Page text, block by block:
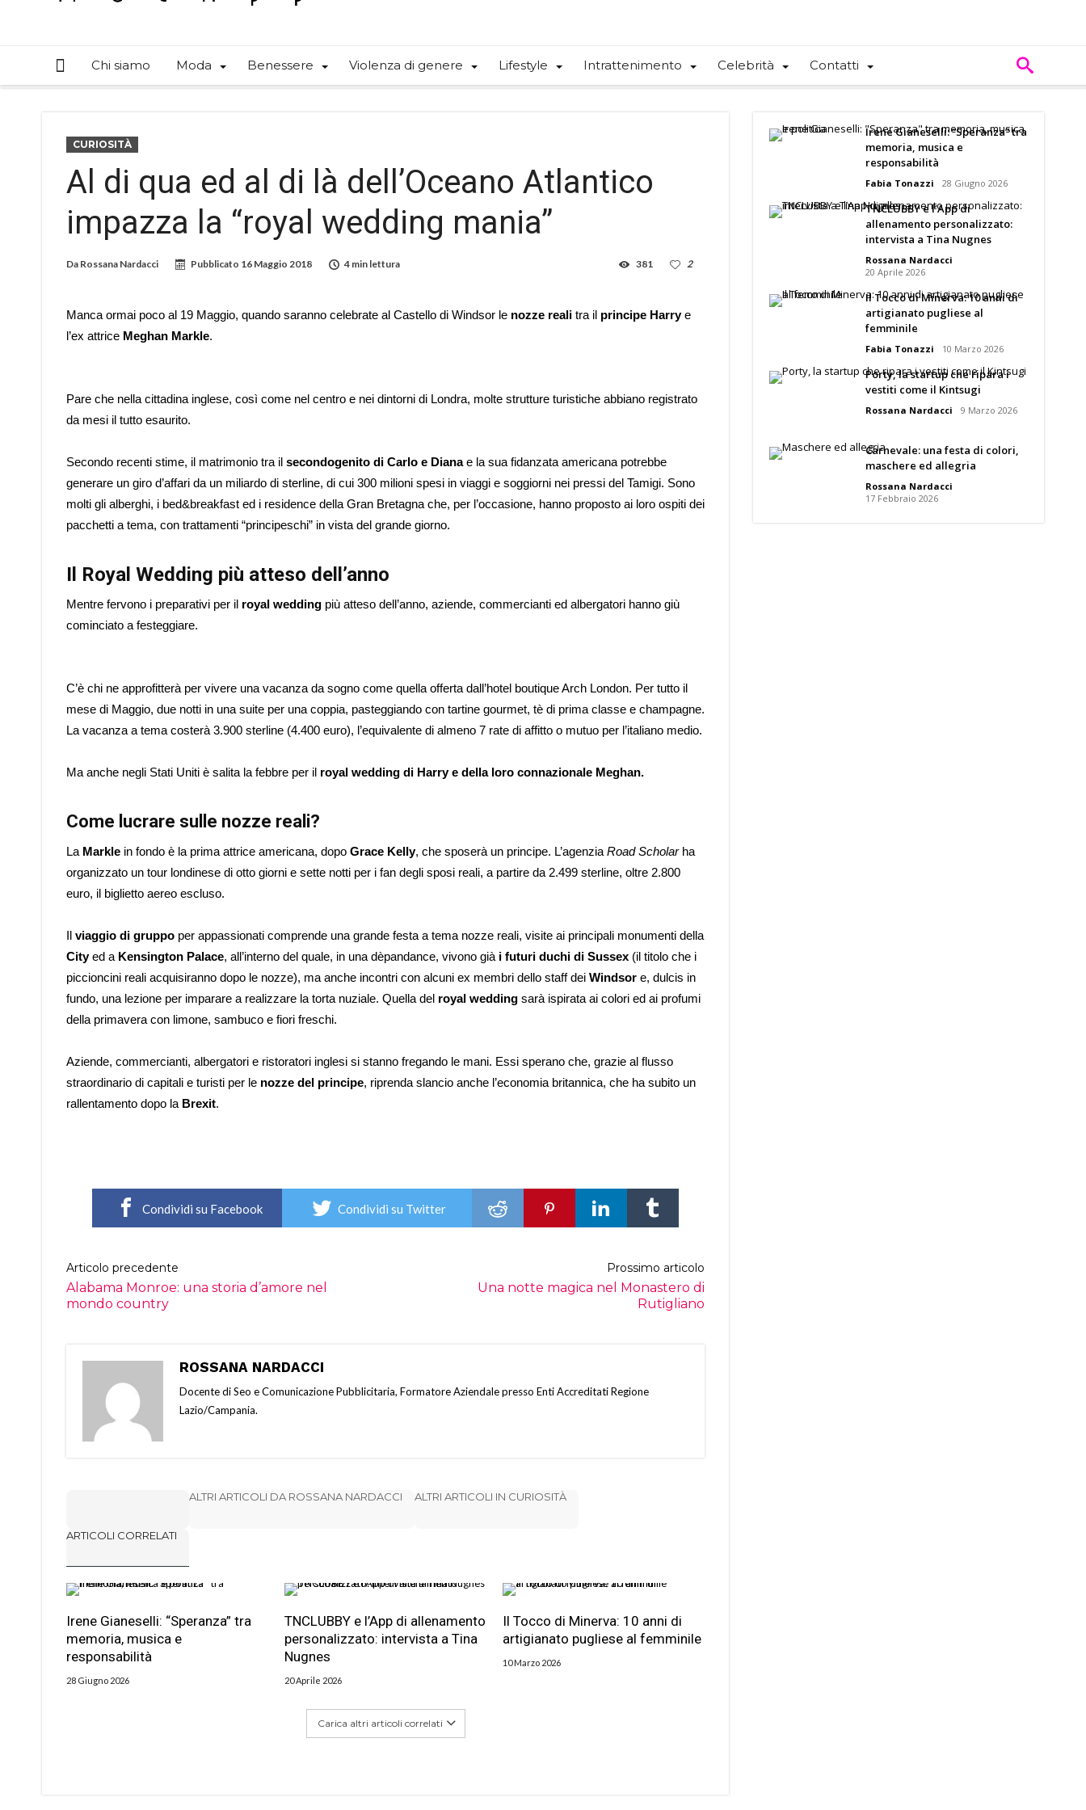
Chi siamo Moda Benessere Violenza di genere Lifestyle Intrattenimento Celebrità Contatti
CURIOSITÀ
Al di qua ed al di là dell’Oceano Atlantico
impazza la “royal wedding mania”
Da Rossana Nardacci Pubblicato 16 Maggio 2018 4 min lettura 2
381
Manca ormai poco al 19 Maggio, quando saranno celebrate al Castello di Windsor le nozze reali tra il principe Harrye
l’ex attrice Meghan Markle.
Pare che nella cittadina inglese, così come nel centro e nei dintorni di Londra, molte strutture turistiche abbiano registrato
da mesi il tutto esaurito.
Secondo recenti stime, il matrimonio tra il secondogenito di Carlo e Dianae la sua fidanzata americana potrebbe
generare un giro d’affari da un miliardo di sterline, di cui 300 milioni spesi in viaggi e soggiorni nei pressi del Tamigi. Sono
molti gli alberghi, i bed&breakfast ed i residence della Gran Bretagna che, per l’occasione, hanno proposto ai loro ospiti dei
pacchetti a tema, con trattamenti “principeschi” in vista del grande giorno.
Il Royal Wedding più atteso dell’anno
Mentre fervono i preparativi per il royal wedding più atteso dell’anno, aziende, commercianti ed albergatori hanno giù
cominciato a festeggiare.
C’è chi ne approfitterà per vivere una vacanza da sogno come quella offerta dall’hotel boutique Arch London. Per tutto il
mese di Maggio, due notti in una suite per una coppia, pasteggiando con tartine gourmet, tè di prima classe e champagne.
La vacanza a tema costerà 3.900 sterline (4.400 euro), l’equivalente di almeno 7 rate di affitto o mutuo per l’italiano medio.
Ma anche negli Stati Uniti è salita la febbre per il royal wedding di Harry e della loro connazionale Meghan.
Come lucrare sulle nozze reali?
La Markle in fondo è la prima attrice americana, dopo Grace Kelly, che sposerà un principe. L’agenzia Road Scholarha
organizzato un tour londinese di otto giorni e sette notti per i fan degli sposi reali, a partire da 2.499 sterline, oltre 2.800
euro, il biglietto aereo escluso.
Il viaggio di gruppo per appassionati comprende una grande festa a tema nozze reali, visite ai principali monumenti della
Cityed a Kensington Palace, all’interno del quale, in una dèpandance, vivono già i futuri duchi di Sussex (il titolo che i
piccioncini reali acquisiranno dopo le nozze), ma anche incontri con alcuni ex membri dello staff dei Windsor e, dulcis in
fundo, una lezione per imparare a realizzare la torta nuziale. Quella del royal wedding sarà ispirata ai colori ed ai profumi
della primavera con limone, sambuco e fiori freschi.
Aziende, commercianti, albergatori e ristoratori inglesi si stanno fregando le mani. Essi sperano che, grazie al flusso
straordinario di capitali e turisti per le nozze del principe, riprenda slancio anche l’economia britannica, che ha subito un
rallentamento dopo la Brexit.
Condividi su Facebook Condividi su Twitter
Articolo precedente
Alabama Monroe: una storia d’amore nel
mondo country
Prossimo articolo
Una notte magica nel Monastero di
Rutigliano
ROSSANA NARDACCI
Docente di Seo e Comunicazione Pubblicitaria, Formatore Aziendale presso Enti Accreditati Regione
Lazio/Campania.
ARTICOLI CORRELATI
ALTRI ARTICOLI DA ROSSANA NARDACCI ALTRI ARTICOLI IN CURIOSITÀ
Irene Gianeselli: “Speranza” tra
memoria, musica e
responsabilità
28 Giugno 2026
TNCLUBBY e l’App di allenamento
personalizzato: intervista a Tina
Nugnes
20 Aprile 2026
Il Tocco di Minerva: 10 anni di
artigianato pugliese al femminile
10 Marzo 2026
Carica altri articoli correlati
Irene Gianeselli: “Speranza” tra
memoria, musica e
responsabilità
Fabia Tonazzi 28 Giugno 2026
TNCLUBBY e l’App di
allenamento personalizzato:
intervista a Tina Nugnes
Rossana Nardacci
20 Aprile 2026
Il Tocco di Minerva: 10 anni di
artigianato pugliese al
femminile
Fabia Tonazzi 10 Marzo 2026
Porty, la startup che ripara i
vestiti come il Kintsugi
Rossana Nardacci 9 Marzo 2026
Carnevale: una festa di colori,
maschere ed allegria
Rossana Nardacci
17 Febbraio 2026